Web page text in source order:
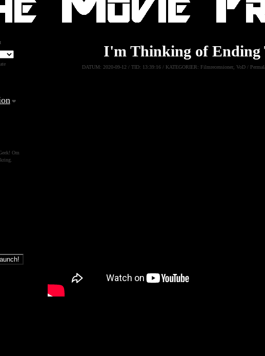
I'm Thinking of Ending
DATUM: 2020-09-12 / TID: 13:39:16 / KATEGORIER: Filmrecensioner, VoD/
❤